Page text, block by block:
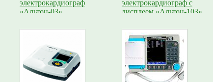
электрокардиограф
«Альтон-03»
электрокардиограф с
дисплеем «Альтон-103»